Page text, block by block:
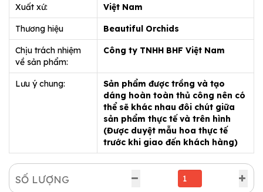
Xuất xứ: Việt Nam
Thương hiệu Beautiful Orchids
Chịu trách nhiệm
về sản phẩm:
Công ty TNHH BHF Việt Nam
Lưu ý chung:
Sản phẩm được trồng và tạo
dáng hoàn toàn thủ công nên có
thể sẽ khác nhau đôi chút giữa
sản phẩm thực tế và trên hình
(Được duyệt mẫu hoa thực tế
trước khi giao đến khách hàng)
SỐ LƯỢNG